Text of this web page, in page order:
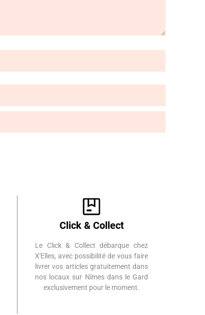
Click & Collect
Le Click & Collect débarque chez
X'Elles, avec possibilité de vous faire
livrer vos articles gratuitement dans
nos locaux sur Nîmes dans le Gard
exclusivement pour le moment.